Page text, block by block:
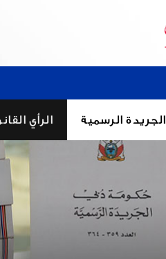
الجريدة الرسمية الرأي